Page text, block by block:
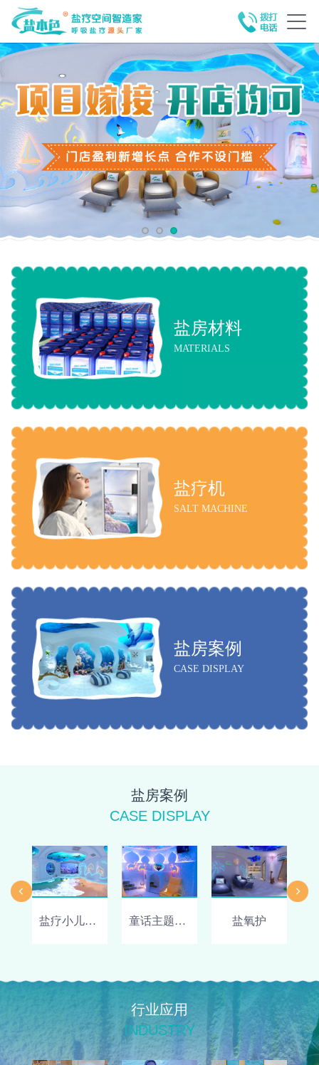
盐房材料
MATERIALS
盐疗机
SALT MACHINE
盐房案例
CASE DISPLAY
盐房案例
CASE DISPLAY
盐疗小儿推拿体验店 童话主题儿童盐疗房 盐氧护
行业应用
INDUSTRY